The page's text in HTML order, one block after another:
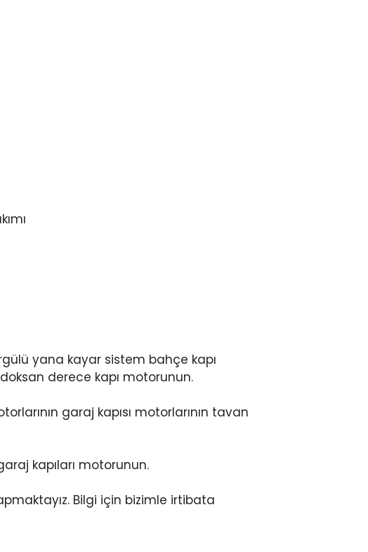
yana kayar sistem bahçe kapı
derece kapı motorunun.
garaj kapısı motorlarının tavan
kapıları motorunun.
Bilgi için bizimle irtibata